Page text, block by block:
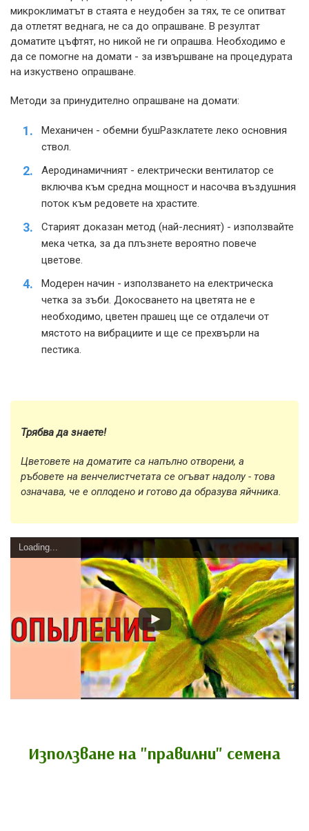
микроклиматът в стаята е неудобен за тях, те се опитват
да отлетят веднага, не са до опрашване. В резултат
доматите цъфтят, но никой не ги опрашва. Необходимо е
да се помогне на домати - за извършване на процедурата
на изкуствено опрашване.
Методи за принудително опрашване на домати:
Механичен - обемни бушРазклатете леко основния
ствол.
Аеродинамичният - електрически вентилатор се
включва към средна мощност и насочва въздушния
поток към редовете на храстите.
Старият доказан метод (най-лесният) - използвайте
мека четка, за да плъзнете вероятно повече
цветове.
Модерен начин - използването на електрическа
четка за зъби. Докосването на цветята не е
необходимо, цветен прашец ще се отдалечи от
мястото на вибрациите и ще се прехвърли на
пестика.
Трябва да знаете!
Цветовете на доматите са напълно отворени, а
ръбовете на венчелистчетата се огъват надолу - това
означава, че е оплодено и готово да образува яйчника.
Loading...
Използване на "правилни" семена